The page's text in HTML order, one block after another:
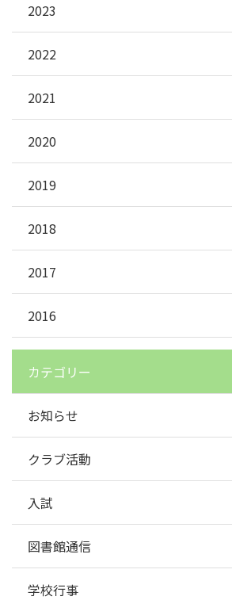
2023
2022
2021
2020
2019
2018
2017
2016
カテゴリー
お知らせ
クラブ活動
入試
図書館通信
学校行事